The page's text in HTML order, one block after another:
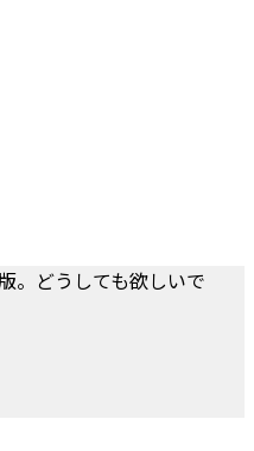
。どうしても欲しいで